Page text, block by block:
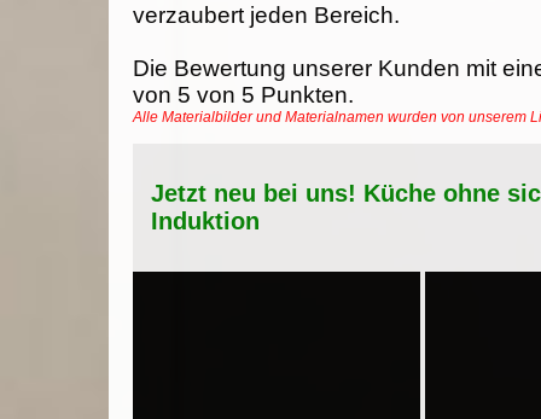
verzaubert jeden Bereich.
Die Bewertung unserer Kunden mit
von 5 von 5 Punkten.
Alle Materialbilder und Materialnamen wurden von unserem
Jetzt neu bei uns! Küche ohne
Induktion